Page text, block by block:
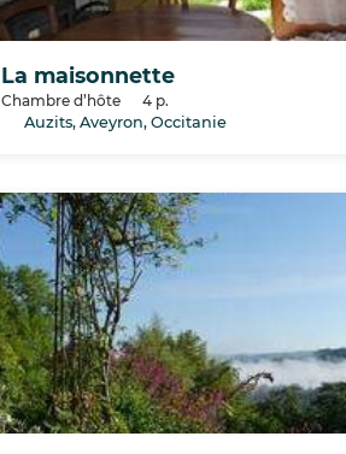
La maisonnette
Chambre d’hôte
4 p.
Auzits, Aveyron, Occitanie